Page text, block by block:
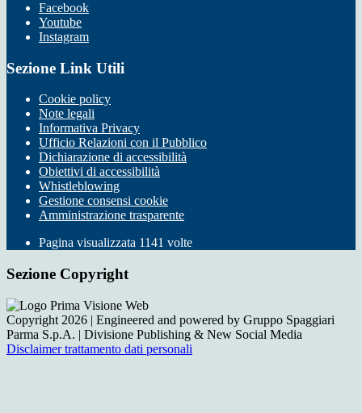
Facebook
Youtube
Instagram
Sezione Link Utili
Cookie policy
Note legali
Informativa Privacy
Ufficio Relazioni con il Pubblico
Dichiarazione di accessibilità
Obiettivi di accessibilità
Whistleblowing
Gestione consensi cookie
Amministrazione trasparente
Pagina visualizzata 1141 volte
Sezione Copyright
Copyright 2026 | Engineered and powered by Gruppo Spaggiari
Parma S.p.A. | Divisione Publishing & New Social Media
Disclaimer trattamento dati personali